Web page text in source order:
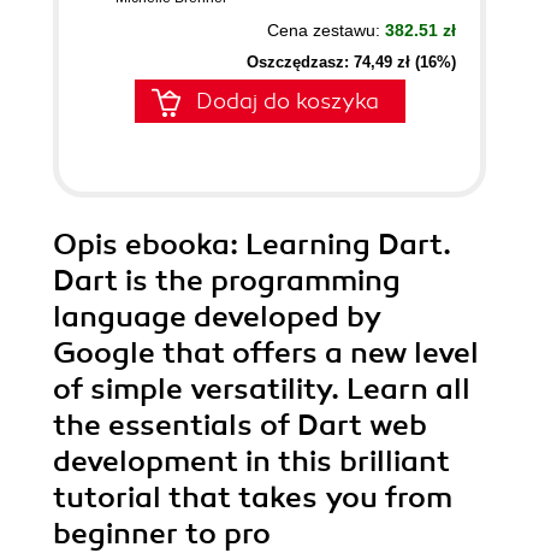
Cena zestawu: 382.51 zł
Oszczędzasz: 74,49 zł (16%)
Dodaj do koszyka
Opis ebooka: Learning Dart.
Dart is the programming
language developed by
Google that offers a new level
of simple versatility. Learn all
the essentials of Dart web
development in this brilliant
tutorial that takes you from
beginner to pro